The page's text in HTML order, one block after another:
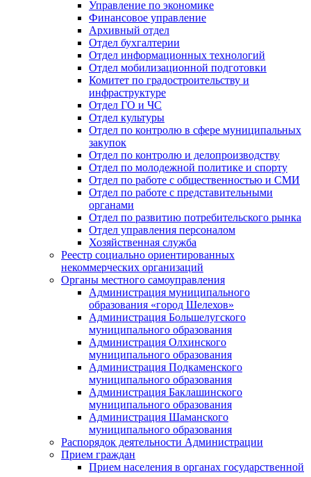
Управление по экономике
Финансовое управление
Архивный отдел
Отдел бухгалтерии
Отдел информационных технологий
Отдел мобилизационной подготовки
Комитет по градостроительству и
инфраструктуре
Отдел ГО и ЧС
Отдел культуры
Отдел по контролю в сфере муниципальных
закупок
Отдел по контролю и делопроизводству
Отдел по молодежной политике и спорту
Отдел по работе с общественностью и СМИ
Отдел по работе с представительными
органами
Отдел по развитию потребительского рынка
Отдел управления персоналом
Хозяйственная служба
Реестр социально ориентированных
некоммерческих организаций
Органы местного самоуправления
Администрация муниципального
образования «город Шелехов»
Администрация Большелугского
муниципального образования
Администрация Олхинского
муниципального образования
Администрация Подкаменского
муниципального образования
Администрация Баклашинского
муниципального образования
Администрация Шаманского
муниципального образования
Распорядок деятельности Администрации
Прием граждан
Прием населения в органах государственной